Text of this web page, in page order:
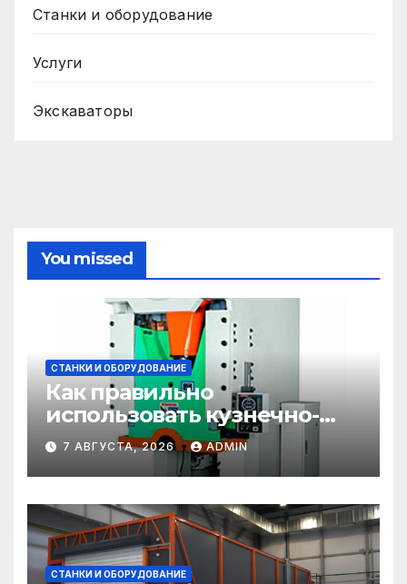
Станки и оборудование
Услуги
Экскаваторы
You missed
СТАНКИ И ОБОРУДОВАНИЕ
Как правильно
использовать кузнечно-
прессовое оборудование
7 АВГУСТА, 2026 ADMIN
СТАНКИ И ОБОРУДОВАНИЕ